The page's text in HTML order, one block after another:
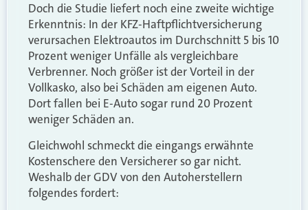
Doch die Studie liefert noch eine zweite wichtige
Erkenntnis: In der KFZ-Haftpflichtversicherung
verursachen Elektroautos im Durchschnitt 5 bis 10
Prozent weniger Unfälle als vergleichbare
Verbrenner. Noch größer ist der Vorteil in der
Vollkasko, also bei Schäden am eigenen Auto.
Dort fallen bei E-Auto sogar rund 20 Prozent
weniger Schäden an.
Gleichwohl schmeckt die eingangs erwähnte
Kostenschere den Versicherer so gar nicht.
Weshalb der GDV von den Autoherstellern
folgendes fordert: